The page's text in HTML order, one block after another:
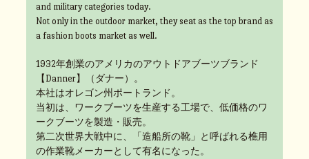
and military categories today.
Not only in the outdoor market, they seat as the top brand as
a fashion boots market as well.
1932年創業のアメリカのアウトドアブーツブランド
【Danner】（ダナー）。
本社はオレゴン州ポートランド。
当初は、ワークブーツを生産する工場で、低価格のワ
ークブーツを製造・販売。
第二次世界大戦中に、「造船所の靴」と呼ばれる樵用
の作業靴メーカーとして有名になった。